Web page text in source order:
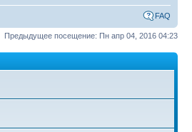
FAQ
Предыдущее посещение: Пн апр 04, 2016 04:23